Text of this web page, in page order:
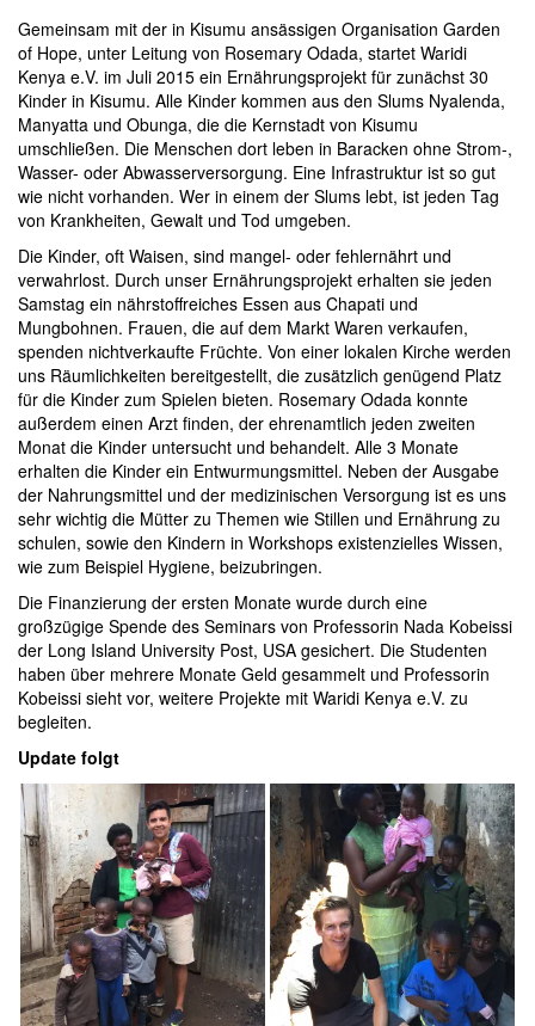
Gemeinsam mit der in Kisumu ansässigen Organisation Garden
of Hope, unter Leitung von Rosemary Odada, startet Waridi
Kenya e.V. im Juli 2015 ein Ernährungsprojekt für zunächst 30
Kinder in Kisumu. Alle Kinder kommen aus den Slums Nyalenda,
Manyatta und Obunga, die die Kernstadt von Kisumu
umschließen. Die Menschen dort leben in Baracken ohne Strom-,
Wasser- oder Abwasserversorgung. Eine Infrastruktur ist so gut
wie nicht vorhanden. Wer in einem der Slums lebt, ist jeden Tag
von Krankheiten, Gewalt und Tod umgeben.
Die Kinder, oft Waisen, sind mangel- oder fehlernährt und
verwahrlost. Durch unser Ernährungsprojekt erhalten sie jeden
Samstag ein nährstoffreiches Essen aus Chapati und
Mungbohnen. Frauen, die auf dem Markt Waren verkaufen,
spenden nichtverkaufte Früchte. Von einer lokalen Kirche werden
uns Räumlichkeiten bereitgestellt, die zusätzlich genügend Platz
für die Kinder zum Spielen bieten. Rosemary Odada konnte
außerdem einen Arzt finden, der ehrenamtlich jeden zweiten
Monat die Kinder untersucht und behandelt. Alle 3 Monate
erhalten die Kinder ein Entwurmungsmittel. Neben der Ausgabe
der Nahrungsmittel und der medizinischen Versorgung ist es uns
sehr wichtig die Mütter zu Themen wie Stillen und Ernährung zu
schulen, sowie den Kindern in Workshops existenzielles Wissen,
wie zum Beispiel Hygiene, beizubringen.
Die Finanzierung der ersten Monate wurde durch eine
großzügige Spende des Seminars von Professorin Nada Kobeissi
der Long Island University Post, USA gesichert. Die Studenten
haben über mehrere Monate Geld gesammelt und Professorin
Kobeissi sieht vor, weitere Projekte mit Waridi Kenya e.V. zu
begleiten.
Update folgt